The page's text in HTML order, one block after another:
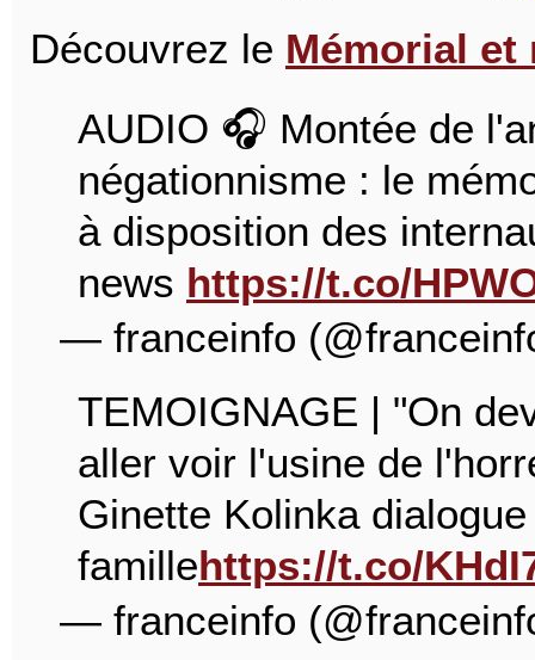
Découvrez le Mémorial et
AUDIO 🎧 Montée de
négationnisme : le
à disposition des
news https://t.co/
— franceinfo
TEMOIGNAGE | "On
aller voir l'usine de
Ginette Kolinka
famillehttps://t.co/
— franceinfo